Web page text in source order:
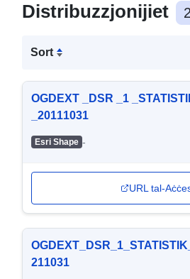
Distribuzzjonijiet
Sort
OGDEXT _DSR _1
_20111031
Esri Shape -
URL tal-
211031